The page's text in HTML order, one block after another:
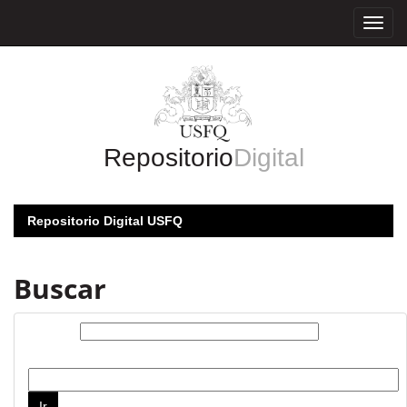
RepositorioDigital
Repositorio Digital USFQ
Buscar